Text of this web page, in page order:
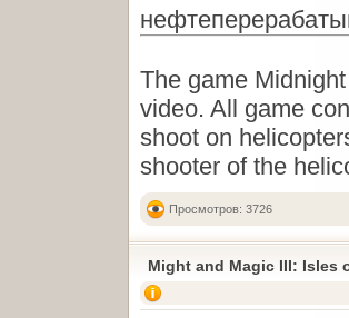
The game
video. All game
shoot on
shooter of the
Просмотров: 3726
Might and Magic III: Isles